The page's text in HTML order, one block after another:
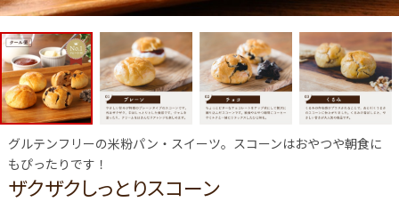
グルテンフリーの米粉パン・スイーツ。スコーンはおやつや朝食に
もぴったりです！
ザクザクしっとりスコーン